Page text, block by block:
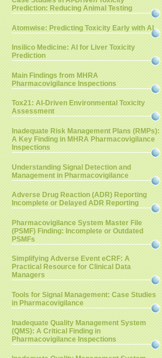
Prediction: Reducing Animal Testing
Atomwise: Predicting Toxicity Early with AI
Insilico Medicine: AI for Liver Toxicity
Prediction
Main Findings from MHRA
Pharmacovigilance Inspections
Tox21: AI-Driven Environmental Toxicity
Assessment
Inadequate Risk Management Plans (RMPs):
A Key Finding in MHRA Pharmacovigilance
Inspections
Understanding Signal Detection and
Management in Pharmacovigilance
Adverse Drug Reaction (ADR) Reporting
Incomplete or Delayed ADR Reporting
Pharmacovigilance System Master File
(PSMF) Finding: Incomplete or Outdated
PSMFs
Simplifying Adverse Event eCRF: A
Practical Resource for Clinical Data
Managers
Tools for Signal Management: Case Studies
in Pharmacovigilance
Inadequate Quality Management System
(QMS): A Critical Finding in
Pharmacovigilance Inspections